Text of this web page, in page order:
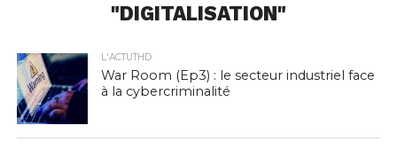
"DIGITALISATION"
L'ACTUTHD
War Room (Ep3) : le secteur industriel face
à la cybercriminalité